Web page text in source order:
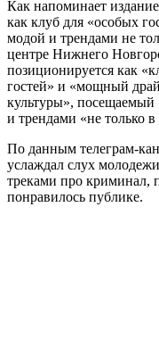
Как напоминает
как клуб для «особых
модой и трендами не
центре Нижнего
позиционируется как
гостей» и «мощный
культуры», посещаемый
и трендами «не только
По данным телеграм-
услаждал слух
треками про криминал,
понравилось публике.